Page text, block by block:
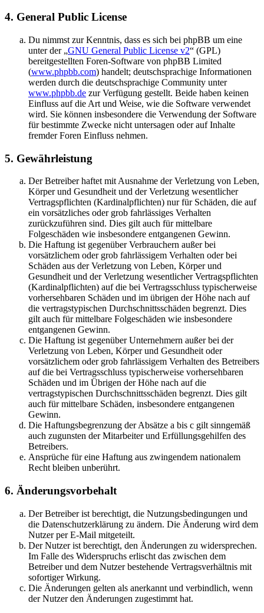
4. General Public License
Du nimmst zur Kenntnis, dass es sich bei phpBB um eine
unter der „GNU General Public License v2“ (GPL)
bereitgestellten Foren-Software von phpBB Limited
(www.phpbb.com) handelt; deutschsprachige Informationen
werden durch die deutschsprachige Community unter
www.phpbb.de zur Verfügung gestellt. Beide haben keinen
Einfluss auf die Art und Weise, wie die Software verwendet
wird. Sie können insbesondere die Verwendung der Software
für bestimmte Zwecke nicht untersagen oder auf Inhalte
fremder Foren Einfluss nehmen.
5. Gewährleistung
Der Betreiber haftet mit Ausnahme der Verletzung von Leben,
Körper und Gesundheit und der Verletzung wesentlicher
Vertragspflichten (Kardinalpflichten) nur für Schäden, die auf
ein vorsätzliches oder grob fahrlässiges Verhalten
zurückzuführen sind. Dies gilt auch für mittelbare
Folgeschäden wie insbesondere entgangenen Gewinn.
Die Haftung ist gegenüber Verbrauchern außer bei
vorsätzlichem oder grob fahrlässigem Verhalten oder bei
Schäden aus der Verletzung von Leben, Körper und
Gesundheit und der Verletzung wesentlicher Vertragspflichten
(Kardinalpflichten) auf die bei Vertragsschluss typischerweise
vorhersehbaren Schäden und im übrigen der Höhe nach auf
die vertragstypischen Durchschnittsschäden begrenzt. Dies
gilt auch für mittelbare Folgeschäden wie insbesondere
entgangenen Gewinn.
Die Haftung ist gegenüber Unternehmern außer bei der
Verletzung von Leben, Körper und Gesundheit oder
vorsätzlichem oder grob fahrlässigem Verhalten des Betreibers
auf die bei Vertragsschluss typischerweise vorhersehbaren
Schäden und im Übrigen der Höhe nach auf die
vertragstypischen Durchschnittsschäden begrenzt. Dies gilt
auch für mittelbare Schäden, insbesondere entgangenen
Gewinn.
Die Haftungsbegrenzung der Absätze a bis c gilt sinngemäß
auch zugunsten der Mitarbeiter und Erfüllungsgehilfen des
Betreibers.
Ansprüche für eine Haftung aus zwingendem nationalem
Recht bleiben unberührt.
6. Änderungsvorbehalt
Der Betreiber ist berechtigt, die Nutzungsbedingungen und
die Datenschutzerklärung zu ändern. Die Änderung wird dem
Nutzer per E-Mail mitgeteilt.
Der Nutzer ist berechtigt, den Änderungen zu widersprechen.
Im Falle des Widerspruchs erlischt das zwischen dem
Betreiber und dem Nutzer bestehende Vertragsverhältnis mit
sofortiger Wirkung.
Die Änderungen gelten als anerkannt und verbindlich, wenn
der Nutzer den Änderungen zugestimmt hat.